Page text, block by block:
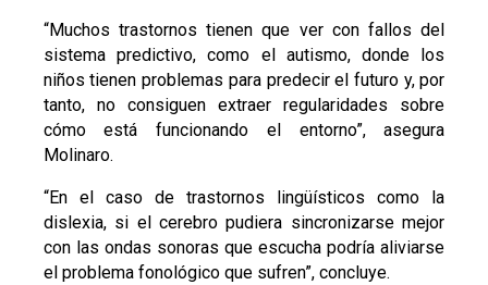
“Muchos trastornos tienen que ver con fallos del
sistema predictivo, como el autismo, donde los
niños tienen problemas para predecir el futuro y, por
tanto, no consiguen extraer regularidades sobre
cómo está funcionando el entorno”, asegura
Molinaro.
“En el caso de trastornos lingüísticos como la
dislexia, si el cerebro pudiera sincronizarse mejor
con las ondas sonoras que escucha podría aliviarse
el problema fonológico que sufren”, concluye.